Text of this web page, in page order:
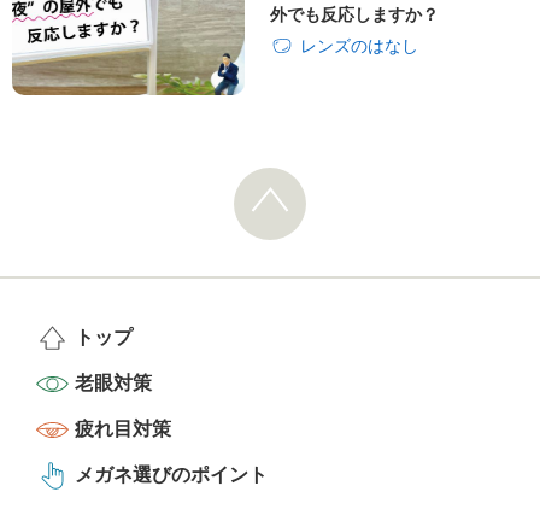
外でも反応しますか？
レンズのはなし
トップ
老眼対策
疲れ目対策
メガネ選びのポイント